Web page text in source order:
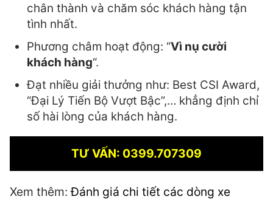
chân thành và chăm sóc khách hàng tận
tình nhất.
Phương châm hoạt động: “Vì nụ cười
khách hàng“.
Đạt nhiều giải thưởng như: Best CSI Award,
“Đại Lý Tiến Bộ Vượt Bậc”,… khẳng định chỉ
số hài lòng của khách hàng.
TƯ VẤN: 0399.707309
Xem thêm:Đánh giá chi tiết các dòng xe